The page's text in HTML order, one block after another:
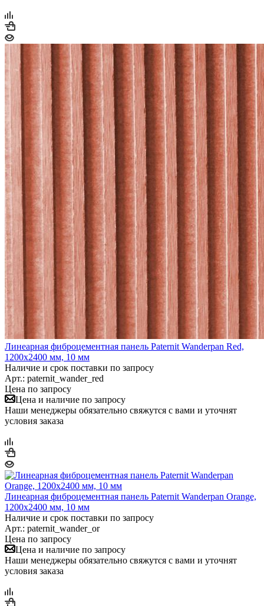
Линеарная фиброцементная панель Paternit Wanderpan Red,
1200х2400 мм, 10 мм
Наличие и срок поставки по запросу
Арт.: paternit_wander_red
Цена по запросу
Цена и наличие по запросу
Наши менеджеры обязательно свяжутся с вами и уточнят
условия заказа
Линеарная фиброцементная панель Paternit Wanderpan Orange,
1200х2400 мм, 10 мм
Наличие и срок поставки по запросу
Арт.: paternit_wander_or
Цена по запросу
Цена и наличие по запросу
Наши менеджеры обязательно свяжутся с вами и уточнят
условия заказа